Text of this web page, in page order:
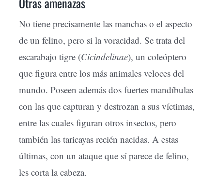
No tiene precisamente las manchas o el aspecto
de un felino, pero si la voracidad. Se trata del
escarabajo tigre (Cicindelinae), un coleóptero
que figura entre los más animales veloces del
mundo. Poseen además dos fuertes mandíbulas
con las que capturan y destrozan a sus víctimas,
entre las cuales figuran otros insectos, pero
también las taricayas recién nacidas. A estas
últimas, con un ataque que sí parece de felino,
les corta la cabeza.